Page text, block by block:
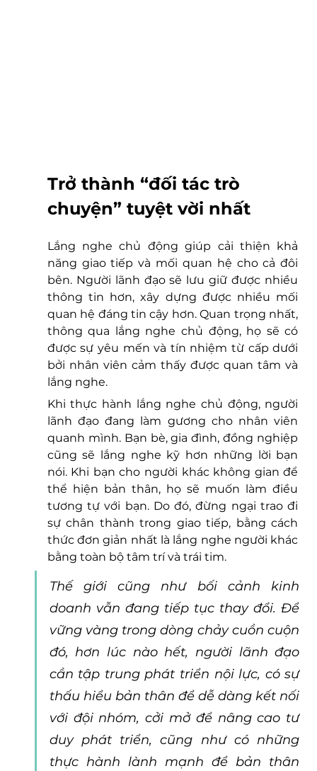
Trở thành “đối tác trò
chuyện” tuyệt vời nhất
Lắng nghe chủ động giúp cải thiện khả
năng giao tiếp và mối quan hệ cho cả đôi
bên. Người lãnh đạo sẽ lưu giữ được nhiều
thông tin hơn, xây dựng được nhiều mối
quan hệ đáng tin cậy hơn. Quan trọng nhất,
thông qua lắng nghe chủ động, họ sẽ có
được sự yêu mến và tín nhiệm từ cấp dưới
bởi nhân viên cảm thấy được quan tâm và
lắng nghe.
Khi thực hành lắng nghe chủ động, người
lãnh đạo đang làm gương cho nhân viên
quanh mình. Bạn bè, gia đình, đồng nghiệp
cũng sẽ lắng nghe kỹ hơn những lời bạn
nói. Khi bạn cho người khác không gian để
thể hiện bản thân, họ sẽ muốn làm điều
tương tự với bạn. Do đó, đừng ngại trao đi
sự chân thành trong giao tiếp, bằng cách
thức đơn giản nhất là lắng nghe người khác
bằng toàn bộ tâm trí và trái tim.
Thế giới cũng như bối cảnh kinh
doanh vẫn đang tiếp tục thay đổi. Để
vững vàng trong dòng chảy cuồn cuộn
đó, hơn lúc nào hết, người lãnh đạo
cần tập trung phát triển nội lực, có sự
thấu hiểu bản thân để dễ dàng kết nối
với đội nhóm, cởi mở để nâng cao tư
duy phát triển, cũng như có những
thực hành lành mạnh để bản thân